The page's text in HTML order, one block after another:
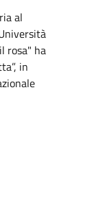
al
rosa" ha
in